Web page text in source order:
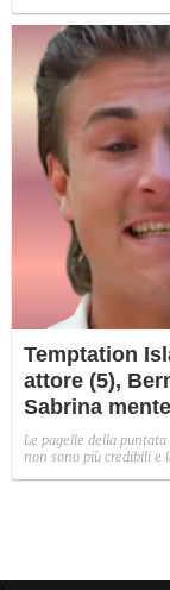
Sabrina rifiuta il falò
Temptation
attore (5),
Sabrina
Le pagelle della
non sono più credibili e